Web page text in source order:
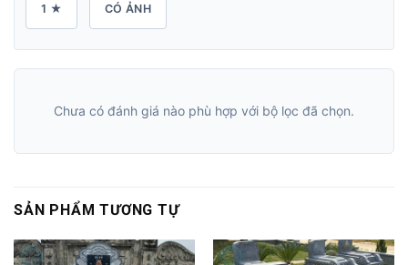
1 ★ CÓ ẢNH
Chưa có đánh giá nào phù hợp với bộ lọc đã chọn.
SẢN PHẨM TƯƠNG TỰ